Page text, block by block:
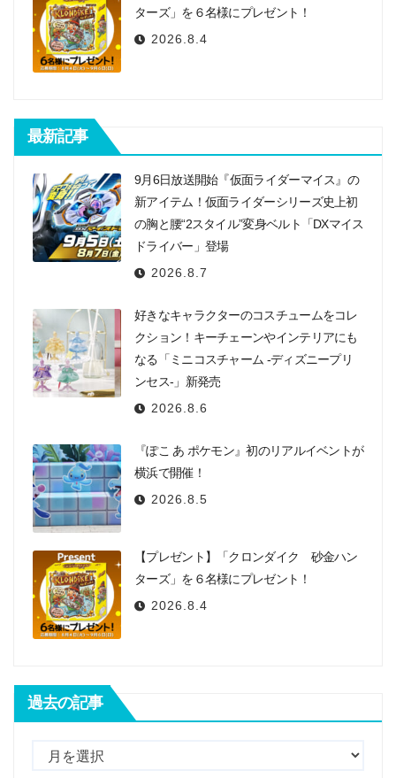
ターズ」を６名様にプレゼント！
2026.8.4
最新記事
9月6日放送開始『仮面ライダーマイス』の
新アイテム！仮面ライダーシリーズ史上初
の胸と腰“2スタイル”変身ベルト「DXマイス
ドライバー」登場
2026.8.7
好きなキャラクターのコスチュームをコレ
クション！キーチェーンやインテリアにも
なる「ミニコスチャーム -ディズニープリ
ンセス-」新発売
2026.8.6
『ぽこ あ ポケモン』初のリアルイベントが
横浜で開催！
2026.8.5
【プレゼント】「クロンダイク 砂金ハン
ターズ」を６名様にプレゼント！
2026.8.4
過去の記事